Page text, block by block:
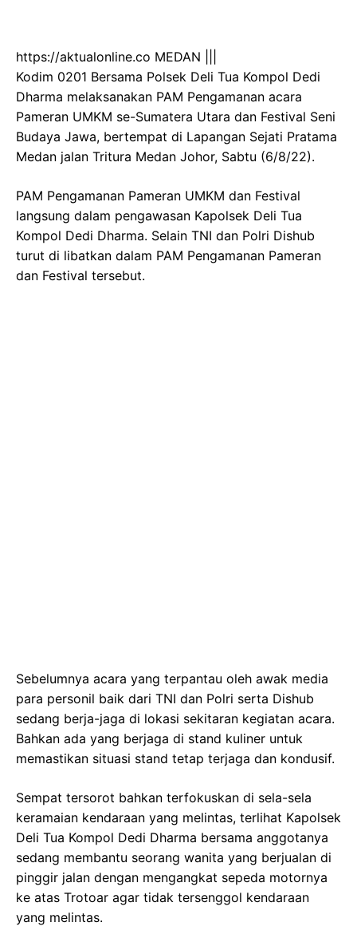
https://aktualonline.co MEDAN |||
Kodim 0201 Bersama Polsek Deli Tua Kompol Dedi
Dharma melaksanakan PAM Pengamanan acara
Pameran UMKM se-Sumatera Utara dan Festival Seni
Budaya Jawa, bertempat di Lapangan Sejati Pratama
Medan jalan Tritura Medan Johor, Sabtu (6/8/22).
PAM Pengamanan Pameran UMKM dan Festival
langsung dalam pengawasan Kapolsek Deli Tua
Kompol Dedi Dharma. Selain TNI dan Polri Dishub
turut di libatkan dalam PAM Pengamanan Pameran
dan Festival tersebut.
Sebelumnya acara yang terpantau oleh awak media
para personil baik dari TNI dan Polri serta Dishub
sedang berja-jaga di lokasi sekitaran kegiatan acara.
Bahkan ada yang berjaga di stand kuliner untuk
memastikan situasi stand tetap terjaga dan kondusif.
Sempat tersorot bahkan terfokuskan di sela-sela
keramaian kendaraan yang melintas, terlihat Kapolsek
Deli Tua Kompol Dedi Dharma bersama anggotanya
sedang membantu seorang wanita yang berjualan di
pinggir jalan dengan mengangkat sepeda motornya
ke atas Trotoar agar tidak tersenggol kendaraan
yang melintas.